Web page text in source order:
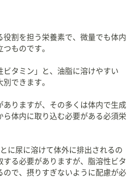
役割を担う栄養素で、微量でも体内
ものです。
ビタミン」と、油脂に溶けやすい
別できます。
ありますが、その多くは体内で生成
ら体内に取り込む必要がある必須栄
に尿に溶けて体外に排出されるの
する必要がありますが、脂溶性ビタ
ので、摂りすぎないように配慮が必